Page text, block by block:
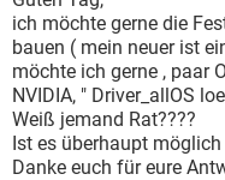
FACEBOOK
WINDOWS 10
WHATSAPP
FACEBOOK
ANDROID
WINDOWS 10
WHATSAPP
FACEBOOK
ich möchte gerne die
bauen ( mein neuer ist
möchte ich gerne , paar
NVIDIA, " Driver_allOS
Weiß jemand Rat????
Ist es überhaupt möglich
Danke euch für eure